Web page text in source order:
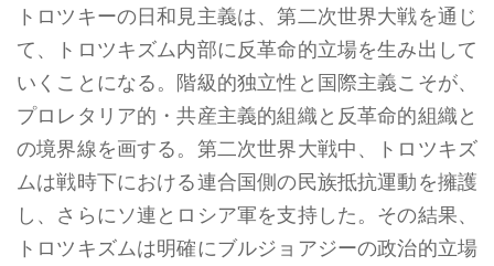
トロツキーの日和見主義は、第二次世界大戦を通じ
て、トロツキズム内部に反革命的立場を生み出して
いくことになる。階級的独立性と国際主義こそが、
プロレタリア的・共産主義的組織と反革命的組織と
の境界線を画する。第二次世界大戦中、トロツキズ
ムは戦時下における連合国側の民族抵抗運動を擁護
し、さらにソ連とロシア軍を支持した。その結果、
トロツキズムは明確にブルジョアジーの政治的立場